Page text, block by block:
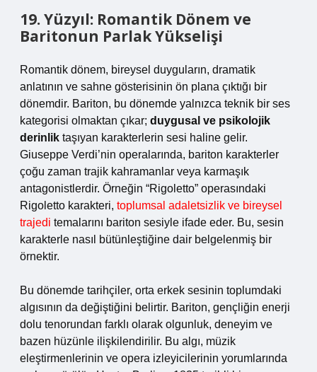
19. Yüzyıl: Romantik Dönem ve
Baritonun Parlak Yükselişi
Romantik dönem, bireysel duyguların, dramatik
anlatının ve sahne gösterisinin ön plana çıktığı bir
dönemdir. Bariton, bu dönemde yalnızca teknik bir ses
kategorisi olmaktan çıkar; duygusal ve psikolojik
derinlik taşıyan karakterlerin sesi haline gelir.
Giuseppe Verdi’nin operalarında, bariton karakterler
çoğu zaman trajik kahramanlar veya karmaşık
antagonistlerdir. Örneğin “Rigoletto” operasındaki
Rigoletto karakteri, toplumsal adaletsizlik ve bireysel
trajedi temalarını bariton sesiyle ifade eder. Bu, sesin
karakterle nasıl bütünleştiğine dair belgelenmiş bir
örnektir.
Bu dönemde tarihçiler, orta erkek sesinin toplumdaki
algısının da değiştiğini belirtir. Bariton, gençliğin enerji
dolu tenorundan farklı olarak olgunluk, deneyim ve
bazen hüzünle ilişkilendirilir. Bu algı, müzik
eleştirmenlerinin ve opera izleyicilerinin yorumlarında